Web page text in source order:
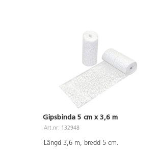
Gipsbinda 5 cm x 3,6 m
Art.nr: 132948
Längd 3,6 m, bredd 5 cm.